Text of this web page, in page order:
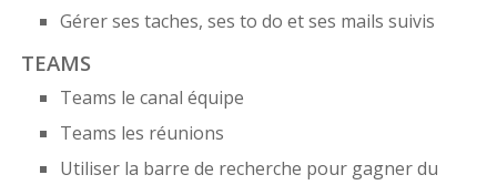
Gérer ses taches, ses to do et ses mails suivis
TEAMS
Teams le canal équipe
Teams les réunions
Utiliser la barre de recherche pour gagner du